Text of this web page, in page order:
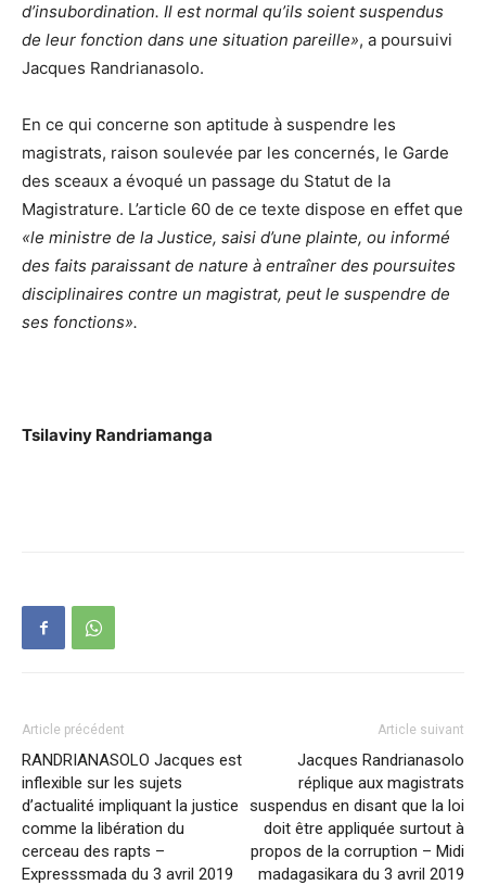
d’insubordination. Il est normal qu’ils soient suspendus
de leur fonction dans une situation pareille», a poursuivi
Jacques Randrianasolo.
En ce qui concerne son aptitude à suspendre les
magistrats, raison soulevée par les concernés, le Garde
des sceaux a évoqué un passage du Statut de la
Magistrature. L’article 60 de ce texte dispose en effet que
«le ministre de la Justice, saisi d’une plainte, ou informé
des faits paraissant de nature à entraîner des poursuites
disciplinaires contre un magistrat, peut le suspendre de
ses fonctions».
Tsilaviny Randriamanga
Article précédent
RANDRIANASOLO Jacques est
inflexible sur les sujets
d’actualité impliquant la justice
comme la libération du
cerceau des rapts –
Expresssmada du 3 avril 2019
Article suivant
Jacques Randrianasolo
réplique aux magistrats
suspendus en disant que la loi
doit être appliquée surtout à
propos de la corruption – Midi
madagasikara du 3 avril 2019